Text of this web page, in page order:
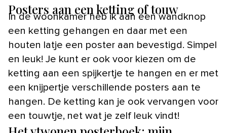
Posters aan een ketting of touw
In de woonkamer heb ik aan een wandknop
een ketting gehangen en daar met een
houten latje een poster aan bevestigd. Simpel
en leuk! Je kunt er ook voor kiezen om de
ketting aan een spijkertje te hangen en er met
een knijpertje verschillende posters aan te
hangen. De ketting kan je ook vervangen voor
een touwtje, net wat je zelf leuk vindt!